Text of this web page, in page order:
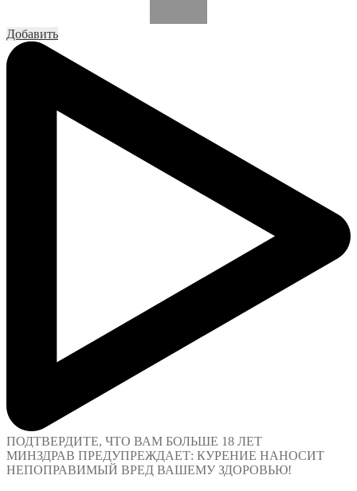
Добавить
ПОДТВЕРДИТЕ, ЧТО ВАМ БОЛЬШЕ 18 ЛЕТ
МИНЗДРАВ ПРЕДУПРЕЖДАЕТ: КУРЕНИЕ НАНОСИТ
НЕПОПРАВИМЫЙ ВРЕД ВАШЕМУ ЗДОРОВЬЮ!